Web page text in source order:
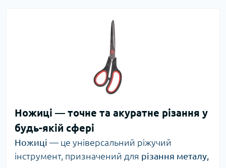
Ножиці — точне та акуратне різання у
будь-якій сфері
Ножиці — це універсальний ріжучий
інструмент, призначений для різання металу,